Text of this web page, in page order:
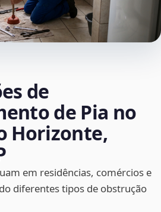
de
de Pia no
Horizonte,
em residências, comércios e
diferentes tipos de obstrução